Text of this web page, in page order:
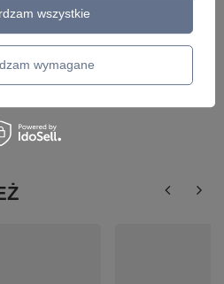
wymagane
wszystkie